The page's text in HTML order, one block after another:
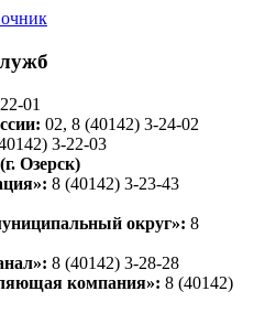
01
02, 8 (40142) 3-24-02
3-22-03
Озерск)
8 (40142) 3-23-43
округ»: 8
8 (40142) 3-28-28
компания»: 8 (40142)